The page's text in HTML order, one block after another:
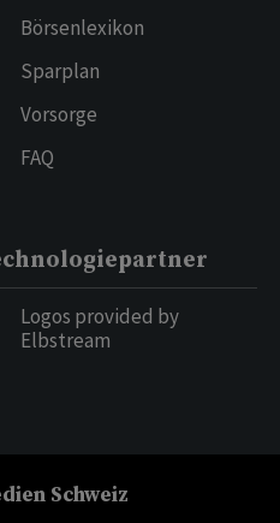
Börsenlexikon
Sparplan
Vorsorge
FAQ
Logos provided by
Elbstream
Schweiz